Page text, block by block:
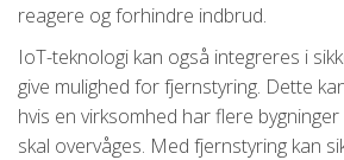
reagere og forhindre indbrud.
IoT-teknologi kan også integreres i
give mulighed for fjernstyring. Dette
hvis en virksomhed har flere
skal overvåges. Med fjernstyring kan